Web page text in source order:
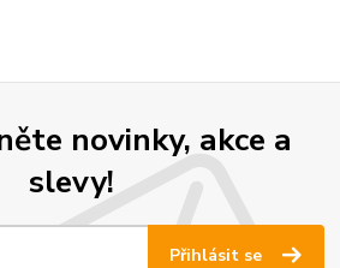
novinky, akce a
slevy!
Přihlásit se